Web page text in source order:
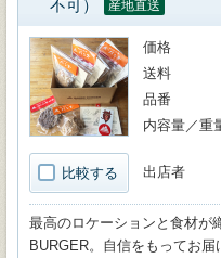
不可）
産地直送
比較する
価格
送料
品番
内容量／重
出店者
最高のロケーションと食材が
BURGER。自信をもってお